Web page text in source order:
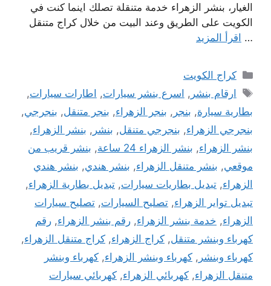
الغيار، بنشر الزهراء خدمة متنقلة تصلك اينما كنت في
الكويت على الطريق وعند البيت من خلال كراج متنقل
… اقرأ المزيد
التصنيفات
كراج الكويت
الوسوم
ارقام بنشر , اسرع بنشر سيارات, اطارات سيارات,
بطارية سيارة, بنجر , بنجر الزهراء, بنجر متنقل, بنجرجي,
بنجرجي الزهراء, بنجرجي متنقل, بنشر , بنشر الزهراء,
بنشر الزهراء, بنشر الزهراء 24 ساعة , بنشر قريب من
موقعي, بنشر متنقل الزهراء, بنشر هندي, بنشر هندي
الزهراء, تبديل بطاريات سيارات, تبديل بطارية الزهراء,
تبديل تواير الزهراء, تصليح السيارات, تصليح سيارات
الزهراء, خدمة بنشر الزهراء, رقم بنشر الزهراء, رقم
كهرباء وبنشر متنقل, كراج الزهراء, كراج متنقل الزهراء,
كهرباء وبنشر , كهرباء وبنشر الزهراء, كهرباء وبنشر
متنقل الزهراء, كهربائي الزهراء, كهربائي سيارات